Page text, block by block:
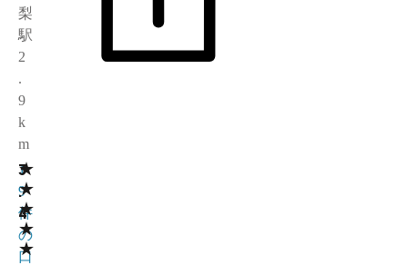
梨
駅
2
.
9
k
m
★
★
★
★
★
3
.
4
1
9
件
の
口